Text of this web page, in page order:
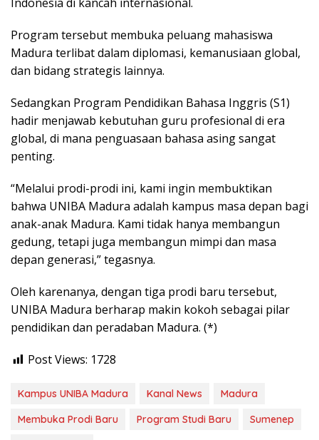
Program tersebut membuka peluang mahasiswa
Madura terlibat dalam diplomasi, kemanusiaan global,
dan bidang strategis lainnya.
Sedangkan Program Pendidikan Bahasa Inggris (S1)
hadir menjawab kebutuhan guru profesional di era
global, di mana penguasaan bahasa asing sangat
penting.
“Melalui prodi-prodi ini, kami ingin membuktikan
bahwa UNIBA Madura adalah kampus masa depan bagi
anak-anak Madura. Kami tidak hanya membangun
gedung, tetapi juga membangun mimpi dan masa
depan generasi,” tegasnya.
Oleh karenanya, dengan tiga prodi baru tersebut,
UNIBA Madura berharap makin kokoh sebagai pilar
pendidikan dan peradaban Madura. (*)
Post Views: 1728
Kampus UNIBA Madura Kanal News
Madura
Membuka Prodi Baru
Program Studi Baru
Sumenep